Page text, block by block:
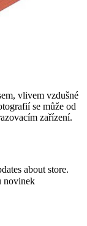
vlivem vzdušné
se může od
zařízení.
about store.
novinek